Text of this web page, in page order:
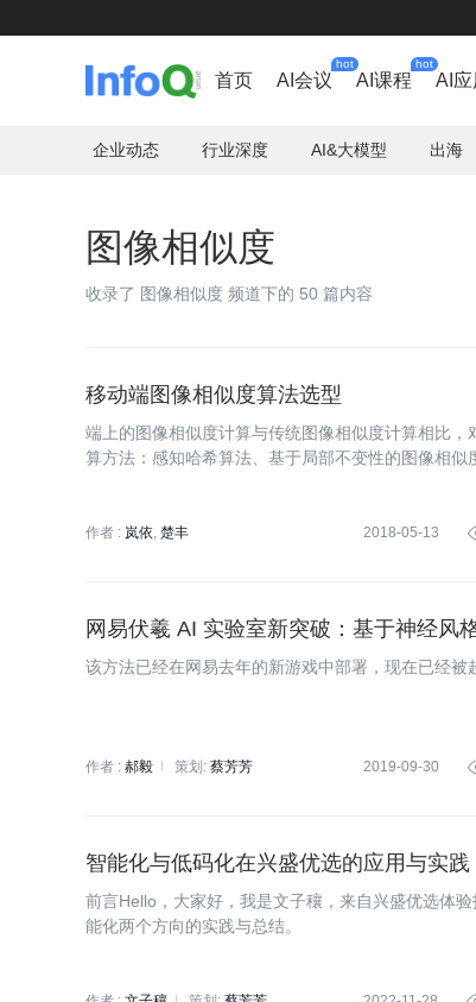
首页 AI会议
hot
AI课程
hot
AI应
企业动态 行业深度 AI&大模型 出海
图像相似度
收录了 图像相似度 频道下的 50 篇内容
移动端图像相似度算法选型
端上的图像相似度计算与传统图像相似度计算相比
算方法：感知哈希算法、基于局部不变性的图像相
作者 : 岚依 楚丰 2018-05-13
网易伏羲 AI 实验室新突破：基于神经风
该方法已经在网易去年的新游戏中部署，现在已经被
作者 : 郝毅 策划: 蔡芳芳 2019-09-30
智能化与低码化在兴盛优选的应用与实践
前言Hello，大家好，我是文子穰，来自兴盛优选体
能化两个方向的实践与总结。